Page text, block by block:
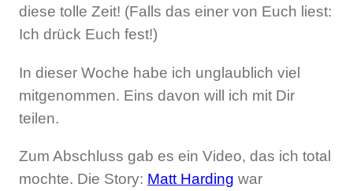
diese tolle Zeit! (Falls das einer von Euch liest:
Ich drück Euch fest!)
In dieser Woche habe ich unglaublich viel
mitgenommen. Eins davon will ich mit Dir
teilen.
Zum Abschluss gab es ein Video, das ich total
mochte. Die Story: Matt Harding war